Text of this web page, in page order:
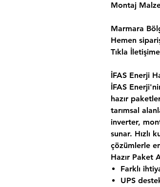
Montaj
Marmara
Hemen
Tıkla
İFAS Enerji
İFAS
hazır
tarımsal
inverter,
sunar. Hızlı
çözümlerle
Hazır Paket
Farklı
UPS